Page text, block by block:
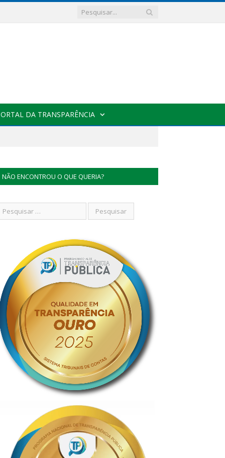
DA TRANSPARÊNCIA
NÃO ENCONTROU O QUE QUERIA?